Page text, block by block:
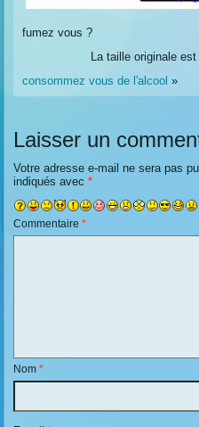
fumez vous ?
La taille originale
consommez vous de l'alcool »
Laisser un
Votre adresse e-mail ne sera pas
indiqués avec*
Commentaire*
Nom*